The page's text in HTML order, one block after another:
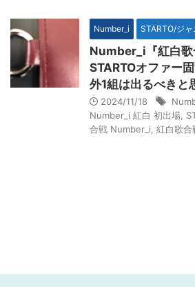
Number_i STARTO/ジャ
Number_i『紅白
STARTOオファー
外1組は出るべきと
2024/11/18
Number_i 紅白 初出場
合戦 Number_i 紅白歌合